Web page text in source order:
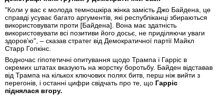
"Коли у вас є молода темношкіра жінка замість Джо Байдена, це
справді усуває багато аргументів, які республіканці збираються
використовувати проти [Байдена]. Вона має здатність
використовувати всі позитиви його досьє, не приділяючи уваги
здоров’ю", – сказав стратег від Демократичної партії Майкл
Старр Гопкінс.
Водночас гіпотетичні опитування щодо Трампа і Гарріс в
окремих штатах вказують на жорстку боротьбу. Байден відставав
від Трампа на кількох ключових полях битв, перш ніж вийти з
перегонів, і останні цифри свідчать про те, що Гарріс
піднялася вгору.